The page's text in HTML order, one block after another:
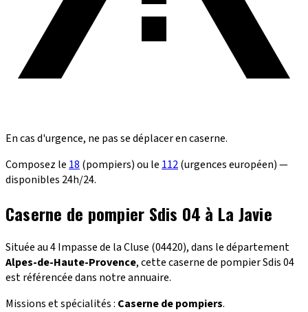
En cas d'urgence, ne pas se déplacer en caserne.
Composez le 18 (pompiers) ou le 112(urgences européen) —
disponibles 24h/24.
Caserne de pompier Sdis 04 à La Javie
Située au 4 Impasse de la Cluse (04420), dans le département
Alpes-de-Haute-Provence, cette caserne de pompier Sdis 04
est référencée dans notre annuaire.
Missions et spécialités : Caserne de pompiers.